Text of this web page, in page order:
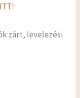
ITT!
zárt, levelezési